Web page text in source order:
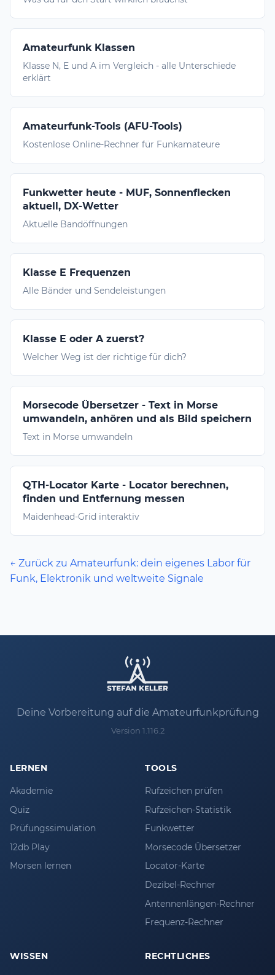
Amateurfunk Klassen
Klasse N, E und A im Vergleich - alle Unterschiede
erklärt
Amateurfunk-Tools (AFU-Tools)
Kostenlose Online-Rechner für Funkamateure
Funkwetter heute - MUF, Sonnenflecken
aktuell, DX-Wetter
Aktuelle Bandöffnungen
Klasse E Frequenzen
Alle Bänder und Sendeleistungen
Klasse E oder A zuerst?
Welcher Weg ist der richtige für dich?
Morsecode Übersetzer - Text in Morse
umwandeln, anhören und als Bild speichern
Text in Morse umwandeln
QTH-Locator Karte - Locator berechnen,
finden und Entfernung messen
Maidenhead-Grid interaktiv
← Zurück zu Amateurfunk: dein eigenes Labor für
Funk, Elektronik und weltweite Signale
Deine Vorbereitung auf die Amateurfunkprüfung
Version 1.116.2
LERNEN
Akademie
Quiz
Prüfungssimulation
12db Play
Morsen lernen
TOOLS
Rufzeichen prüfen
Rufzeichen-Statistik
Funkwetter
Morsecode Übersetzer
Locator-Karte
Dezibel-Rechner
Antennenlängen-Rechner
Frequenz-Rechner
WISSEN RECHTLICHES